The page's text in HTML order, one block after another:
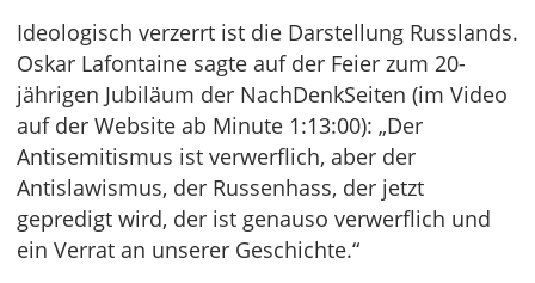
Ideologisch verzerrt ist die Darstellung Russlands.
Oskar Lafontaine sagte auf der Feier zum 20-
jährigen Jubiläum der NachDenkSeiten (im Video
auf der Website ab Minute 1:13:00): „Der
Antisemitismus ist verwerflich, aber der
Antislawismus, der Russenhass, der jetzt
gepredigt wird, der ist genauso verwerflich und
ein Verrat an unserer Geschichte.“